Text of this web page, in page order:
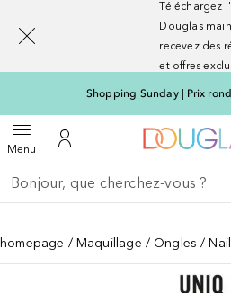
Téléchargez
Douglas
recevez des
et offres
Shopping Sunday | Prix
MenuOuvrir le menuVers Mon Compte
Retourner
Effectuer la recherche
homepage Maquillage Ongles
[navigation.slideout.screenreader]